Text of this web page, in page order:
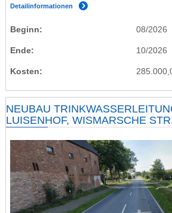
Detailinformationen
Beginn 08/2026
Ende 10/2026
Kosten
NEUBAU
LUISENHOF, WISMARSCHE